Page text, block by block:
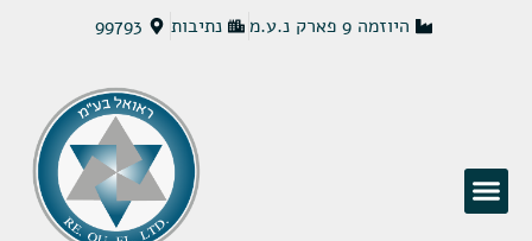
היוזמה 9 פארק נ.ע.מ נתיבות 99793